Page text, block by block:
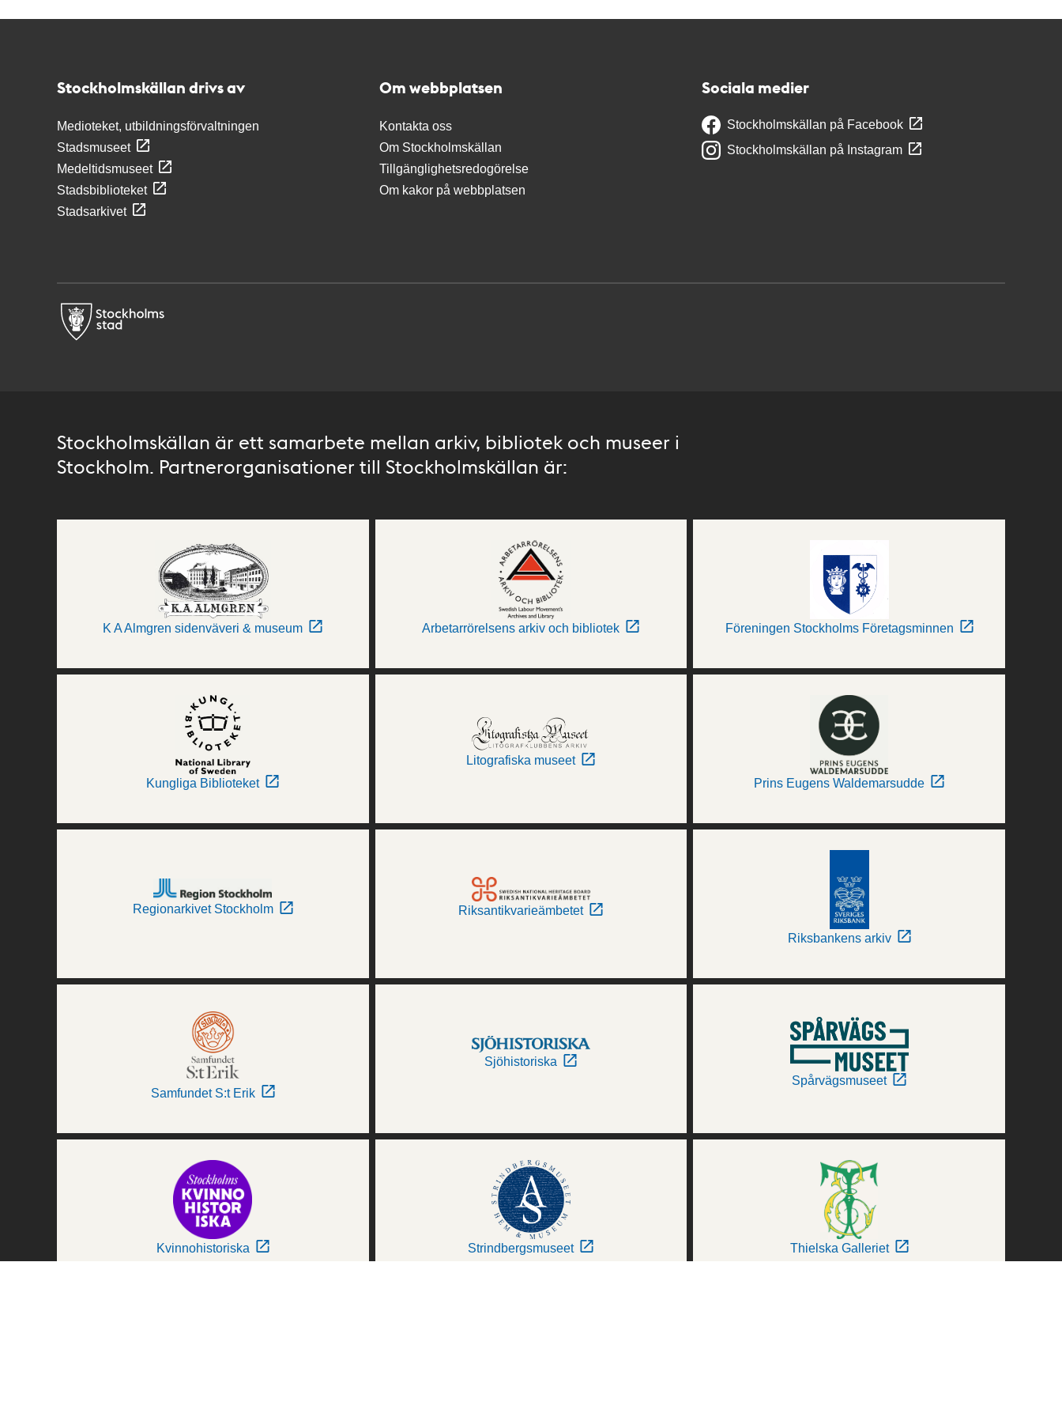
Stockholmskällan drivs av
Medioteket, utbildningsförvaltningen
Stadsmuseet
Medeltidsmuseet
Stadsbiblioteket
Stadsarkivet
Om webbplatsen
Kontakta oss
Om Stockholmskällan
Tillgänglighetsredogörelse
Om kakor på webbplatsen
Sociala medier
Stockholmskällan på Facebook
Stockholmskällan på Instagram
Stockholmskällan är ett samarbete mellan arkiv, bibliotek och museer i
Stockholm. Partnerorganisationer till Stockholmskällan är:
K A Almgren sidenväveri & museum Arbetarrörelsens arkiv och bibliotek Föreningen Stockholms Företagsminnen
Kungliga Biblioteket
Litografiska museet
Prins Eugens Waldemarsudde
Regionarkivet Stockholm Riksantikvarieämbetet
Riksbankens arkiv
Samfundet S:t Erik
Sjöhistoriska
Spårvägsmuseet
Kvinnohistoriska Strindbergsmuseet Thielska Galleriet